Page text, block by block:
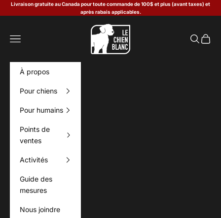
Passer au contenu
Livraison gratuite au Canada pour toute commande de 100$ et plus (avant taxes) et
après rabais applicables.
Le Chien Blanc
Menu
Panier
À propos
Pour chiens
Pour humains
Points de
ventes
Activités
Guide des
mesures
Nous joindre